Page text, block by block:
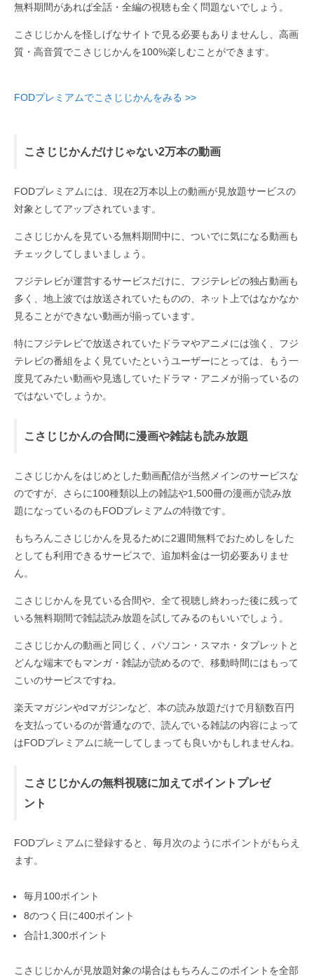
無料期間があれば全話・全編の視聴も全く問題ないでしょう。
こさじじかんを怪しげなサイトで見る必要もありませんし、高画
質・高音質でこさじじかんを100%楽しむことができます。
FODプレミアムでこさじじかんをみる >>
こさじじかんだけじゃない2万本の動画
FODプレミアムには、現在2万本以上の動画が見放題サービスの
対象としてアップされています。
こさじじかんを見ている無料期間中に、ついでに気になる動画も
チェックしてしまいましょう。
フジテレビが運営するサービスだけに、フジテレビの独占動画も
多く、地上波では放送されていたものの、ネット上ではなかなか
見ることができない動画が揃っています。
特にフジテレビで放送されていたドラマやアニメには強く、フジ
テレビの番組をよく見ていたというユーザーにとっては、もう一
度見てみたい動画や見逃していたドラマ・アニメが揃っているの
ではないでしょうか。
こさじじかんの合間に漫画や雑誌も読み放題
こさじじかんをはじめとした動画配信が当然メインのサービスな
のですが、さらに100種類以上の雑誌や1,500冊の漫画が読み放
題になっているのもFODプレミアムの特徴です。
もちろんこさじじかんを見るために2週間無料でおためしをした
としても利用できるサービスで、追加料金は一切必要ありませ
ん。
こさじじかんを見ている合間や、全て視聴し終わった後に残って
いる無料期間で雑誌読み放題を試してみるのもいいでしょう。
こさじじかんの動画と同じく、パソコン・スマホ・タブレットと
どんな端末でもマンガ・雑誌が読めるので、移動時間にはもって
こいのサービスですね。
楽天マガジンやdマガジンなど、本の読み放題だけで月額数百円
を支払っているのが普通なので、読んでいる雑誌の内容によって
はFODプレミアムに統一してしまっても良いかもしれませんね。
こさじじかんの無料視聴に加えてポイントプレゼ
ント
FODプレミアムに登録すると、毎月次のようにポイントがもらえ
ます。
毎月100ポイント
8のつく日に400ポイント
合計1,300ポイント
こさじじかんが見放題対象の場合はもちろんこのポイントを全部